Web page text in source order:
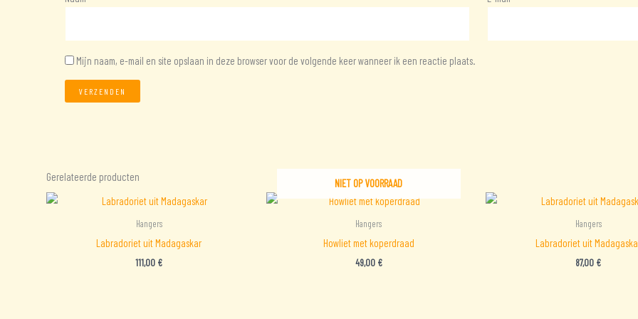
Mijn naam, e-mail en site opslaan in deze browser voor de volgende keer wanneer ik een reactie plaats.
Gerelateerde producten
Hangers
Labradoriet uit Madagaskar
111,00 €
NIET OP VOORRAAD
Hangers
Howliet met koperdraad
49,00 €
Hangers
Labradoriet uit
87,00 €